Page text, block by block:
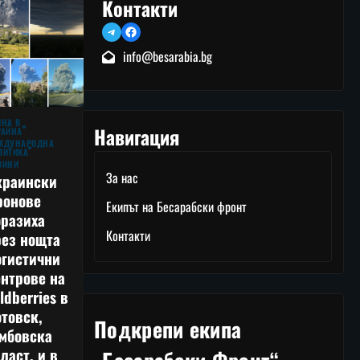
В
нощта
на
в
и в
Контакти
TelegramFacebook
info@besarabia.bg
Навигация
За нас
Екипът на Бесарабски фронт
Контакти
Подкрепи екипа